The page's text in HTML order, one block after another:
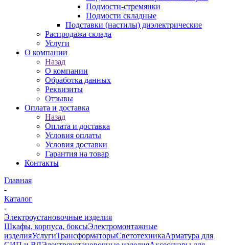
Подмости-стремянки
Подмости складные
Подставки (настилы) диэлектрические
Распродажа склада
Услуги
О компании
Назад
О компании
Обработка данных
Реквизиты
Отзывы
Оплата и доставка
Назад
Оплата и доставка
Условия оплаты
Условия доставки
Гарантия на товар
Контакты
Главная
-
Каталог
-
Электроустановочные изделия
Шкафы, корпуса, боксыЭлектромонтажные
изделияУслугиТрансформаторыСветотехникаАрматура для